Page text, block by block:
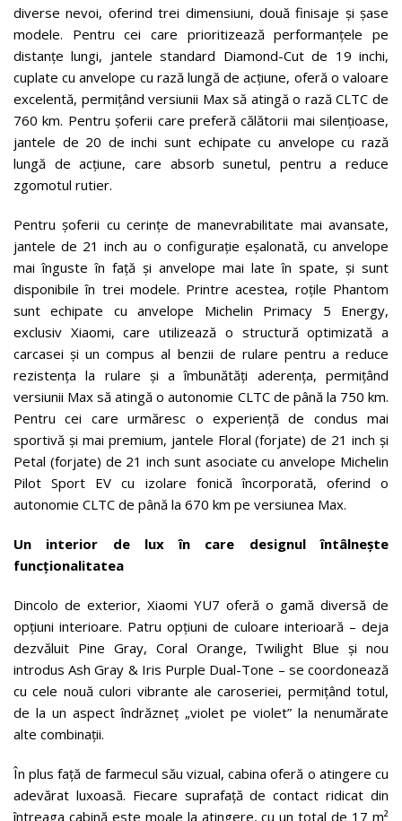
diverse nevoi, oferind trei dimensiuni, două finisaje și șase
modele. Pentru cei care prioritizează performanțele pe
distanțe lungi, jantele standard Diamond-Cut de 19 inchi,
cuplate cu anvelope cu rază lungă de acțiune, oferă o valoare
excelentă, permițând versiunii Max să atingă o rază CLTC de
760 km. Pentru șoferii care preferă călătorii mai silențioase,
jantele de 20 de inchi sunt echipate cu anvelope cu rază
lungă de acțiune, care absorb sunetul, pentru a reduce
zgomotul rutier.
Pentru șoferii cu cerințe de manevrabilitate mai avansate,
jantele de 21 inch au o configurație eșalonată, cu anvelope
mai înguste în față și anvelope mai late în spate, și sunt
disponibile în trei modele. Printre acestea, roțile Phantom
sunt echipate cu anvelope Michelin Primacy 5 Energy,
exclusiv Xiaomi, care utilizează o structură optimizată a
carcasei și un compus al benzii de rulare pentru a reduce
rezistența la rulare și a îmbunătăți aderența, permițând
versiunii Max să atingă o autonomie CLTC de până la 750 km.
Pentru cei care urmăresc o experiență de condus mai
sportivă și mai premium, jantele Floral (forjate) de 21 inch și
Petal (forjate) de 21 inch sunt asociate cu anvelope Michelin
Pilot Sport EV cu izolare fonică încorporată, oferind o
autonomie CLTC de până la 670 km pe versiunea Max.
Un interior de lux în care designul întâlnește
funcționalitatea
Dincolo de exterior, Xiaomi YU7 oferă o gamă diversă de
opțiuni interioare. Patru opțiuni de culoare interioară – deja
dezvăluit Pine Gray, Coral Orange, Twilight Blue și nou
introdus Ash Gray & Iris Purple Dual-Tone – se coordonează
cu cele nouă culori vibrante ale caroseriei, permițând totul,
de la un aspect îndrăzneț „violet pe violet” la nenumărate
alte combinații.
În plus față de farmecul său vizual, cabina oferă o atingere cu
adevărat luxoasă. Fiecare suprafață de contact ridicat din
întreaga cabină este moale la atingere, cu un total de 17 m²